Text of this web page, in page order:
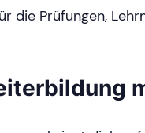
die Prüfungen,